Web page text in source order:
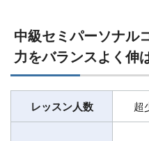
中級セミパーソナル
力をバランスよく伸
レッスン人数 超